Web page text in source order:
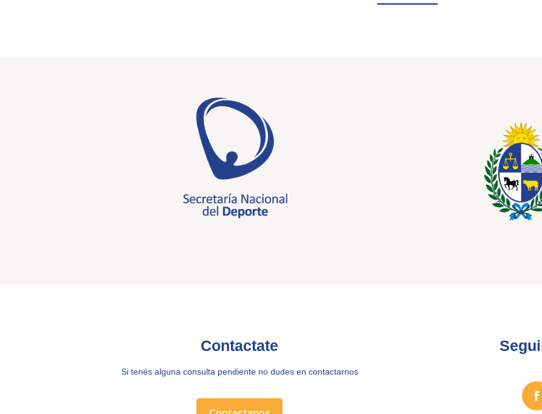
Contactate
Si tenés alguna consulta pendiente no dudes en contactarnos